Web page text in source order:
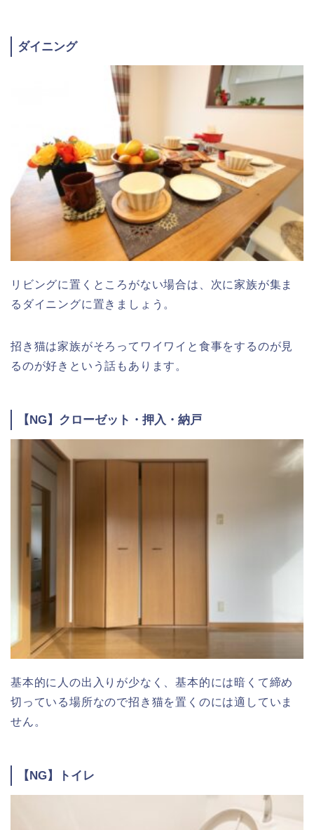
ダイニング
リビングに置くところがない場合は、次に家族が集ま
るダイニングに置きましょう。
招き猫は家族がそろってワイワイと食事をするのが見
るのが好きという話もあります。
【NG】クローゼット・押入・納戸
基本的に人の出入りが少なく、基本的には暗くて締め
切っている場所なので招き猫を置くのには適していま
せん。
【NG】トイレ